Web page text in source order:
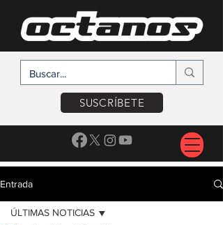
SUSCRÍBETE
Entrada
ÚLTIMAS NOTICIAS